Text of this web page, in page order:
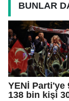
BUNLAR
YENİ Parti'ye
138 bin kişi